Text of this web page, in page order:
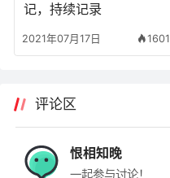
记，持续记录
2021年07月17日 1601
评论区
恨相知晚
一起参与讨论！